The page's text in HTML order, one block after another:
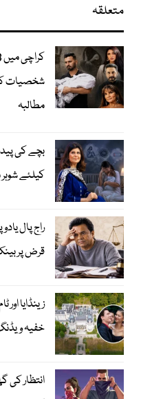
متعلقہ
شخصیات
مطالبہ
بچے کی
کیلئے
قرض پر
زینڈایا
خفیہ